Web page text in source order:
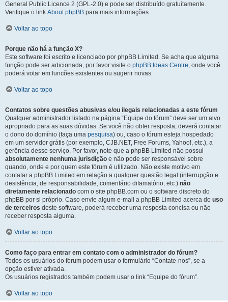
General Public Licence 2 (GPL-2.0) e pode ser distribuído gratuitamente.
Verifique o link About phpBB para mais informações.
Voltar ao topo
Porque não há a função X?
Este software foi escrito e licenciado por phpBB Limited. Se acha que alguma
função pode ser adicionada, por favor visite o phpBB Ideas Centre, onde você
poderá votar em funcões existentes ou sugerir novas.
Voltar ao topo
Contatos sobre questões abusivas e/ou ilegais relacionadas a este fórum
Qualquer administrador listado na página “Equipe do fórum” deve ser um alvo
apropriado para as suas dúvidas. Se você não obter resposta, deverá contatar
o dono do domínio (faça uma pesquisa) ou, caso o fórum esteja hospedado
em um servidor grátis (por exemplo, CJB.NET, Free Forums, Yahoo!, etc.), a
gerência desse serviço. Por favor, note que a phpBB Limited não possui
absolutamente nenhuma jurisdição e não pode ser responsável sobre
quando, onde e por quem este fórum é utilizado. Não existe motivo em
contatar a phpBB Limited em relação a qualquer questão legal (interrupção e
desistência, de responsabilidade, comentário difamatório, etc.) não
diretamente relacionado com o site phpBB.com ou o software discreto do
phpBB por si próprio. Caso envie algum e-mail a phpBB Limited acerca do uso
de terceiros deste software, poderá receber uma resposta concisa ou não
receber resposta alguma.
Voltar ao topo
Como faço para entrar em contato com o administrador do fórum?
Todos os usuários do fórum podem usar o formulário “Contate-nos”, se a
opção estiver ativada.
Os usuários registrados também podem usar o link “Equipe do fórum”.
Voltar ao topo